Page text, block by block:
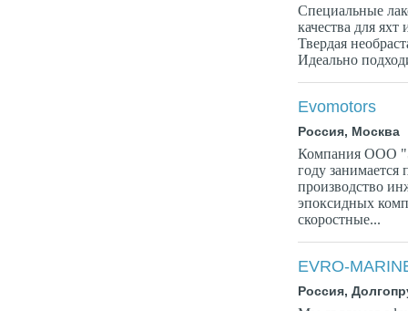
Специальные
качества для
Твердая
Идеально
Evomotors
Россия, Москва
Компания ООО
году
производство
эпоксидных
скоростные...
EVRO-
Россия,